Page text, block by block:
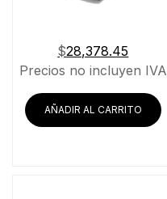
$28,378.45
Precios no incluyen IVA
AÑADIR AL CARRITO